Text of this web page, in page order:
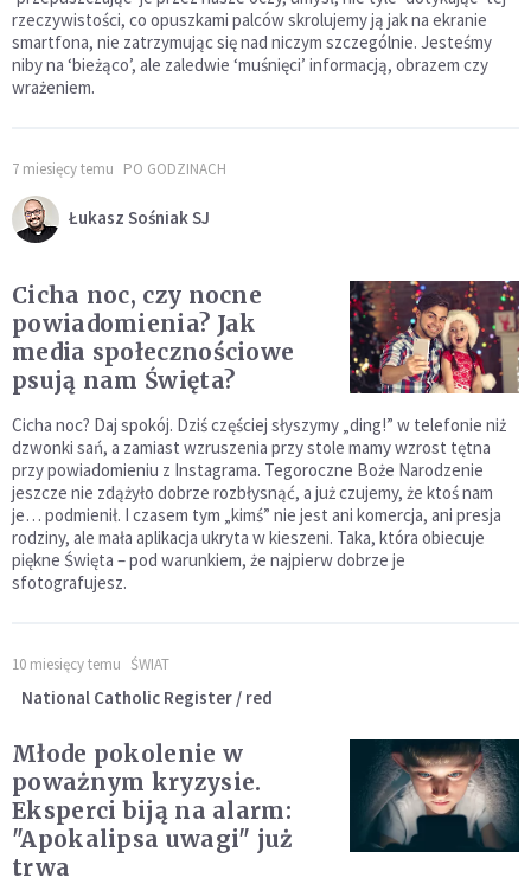
rzeczywistości, co opuszkami palców skrolujemy ją jak na ekranie
smartfona, nie zatrzymując się nad niczym szczególnie. Jesteśmy
niby na ‘bieżąco’, ale zaledwie ‘muśnięci’ informacją, obrazem czy
wrażeniem.
7 miesięcy temu PO GODZINACH
Łukasz Sośniak SJ
Cicha noc, czy nocne
powiadomienia? Jak
media społecznościowe
psują nam Święta?
Cicha noc? Daj spokój. Dziś częściej słyszymy „ding!” w telefonie niż
dzwonki sań, a zamiast wzruszenia przy stole mamy wzrost tętna
przy powiadomieniu z Instagrama. Tegoroczne Boże Narodzenie
jeszcze nie zdążyło dobrze rozbłysnąć, a już czujemy, że ktoś nam
je… podmienił. I czasem tym „kimś” nie jest ani komercja, ani presja
rodziny, ale mała aplikacja ukryta w kieszeni. Taka, która obiecuje
piękne Święta – pod warunkiem, że najpierw dobrze je
sfotografujesz.
10 miesięcy temu ŚWIAT
National Catholic Register / red
Młode pokolenie w
poważnym kryzysie.
Eksperci biją na alarm:
"Apokalipsa uwagi" już
trwa